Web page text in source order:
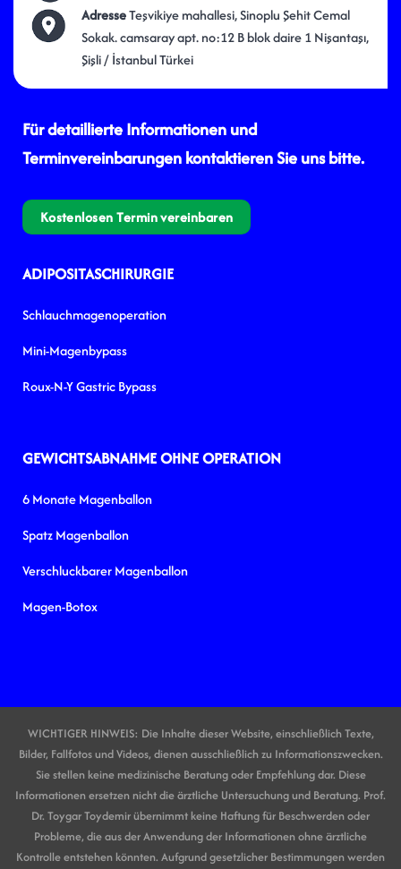
AdresseTeşvikiye mahallesi, Sinoplu Şehit Cemal
Sokak. camsaray apt. no:12 B blok daire 1 Nişantaşı,
Şişli / İstanbul Türkei
Für detaillierte Informationen und
Terminvereinbarungen kontaktieren Sie uns bitte.
Kostenlosen Termin vereinbaren
ADIPOSITASCHIRURGIE
Schlauchmagenoperation
Mini-Magenbypass
Roux-N-Y Gastric Bypass
GEWICHTSABNAHME OHNE OPERATION
6 Monate Magenballon
Spatz Magenballon
Verschluckbarer Magenballon
Magen-Botox
WICHTIGER HINWEIS: Die Inhalte dieser Website, einschließlich Texte,
Bilder, Fallfotos und Videos, dienen ausschließlich zu Informationszwecken.
Sie stellen keine medizinische Beratung oder Empfehlung dar. Diese
Informationen ersetzen nicht die ärztliche Untersuchung und Beratung. Prof.
Dr. Toygar Toydemir übernimmt keine Haftung für Beschwerden oder
Probleme, die aus der Anwendung der Informationen ohne ärztliche
Kontrolle entstehen könnten. Aufgrund gesetzlicher Bestimmungen werden